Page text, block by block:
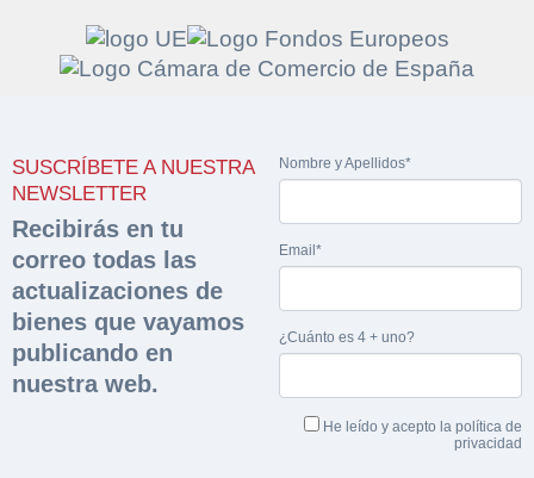
SUSCRÍBETE A NUESTRA
NEWSLETTER
Recibirás en tu
correo todas las
actualizaciones de
bienes que vayamos
publicando en
nuestra web.
Nombre y Apellidos*
Email*
¿Cuánto es 4 + uno?
He leído y acepto la política de
privacidad
documentación
sobre la peritación
Rellene este formulario y recibirá en su email el
enlace para descargar la documentación
Nombre y Apellidos*
Hacer Oferta
Razón social* CIF/DNI Ofertante*
Teléfono* Email*
Nombre y Apellidos*
Sobre Merfinsa
Venta de bienes muebles
Vehículos